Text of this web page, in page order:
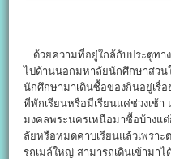
ด้วยความที่อยู่ใกล้กับประตูทา
ไปด้านนอกมหาลัยนักศึกษาส่วน
นักศึกษามาเดินซื้อของกินอยู่เรื่อ
ที่พักเรียนหรือมีเรียนแค่ช่วงเช้
มงคลพระนครเหนือมาซื้อบ้างแ
ลัยหรือหมดคาบเรียนแล้วเพราะ
รถเมล์ใหญ่ สามารถเดินเข้ามาไ